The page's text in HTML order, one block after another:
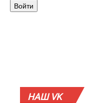
Войти
НАШVK